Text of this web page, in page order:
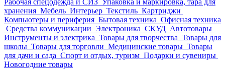
Рабочая спецодежда и СИЗ Упаковка и маркировка, тара для
хранения Мебель Интерьер Текстиль Картриджи
Компьютеры и периферия Бытовая техника Офисная техника
Средства коммуникации Электроника СКУД Автотовары
Инструменты и электрика Товары для творчества Товары для
школы Товары для торговли Медицинские товары Товары
для дачи и сада Спорт и отдых, туризм Подарки и сувениры
Новогодние товары